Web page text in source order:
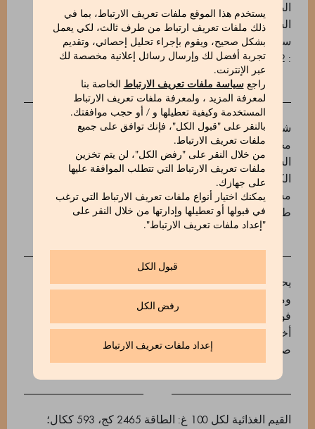
يستخدم هذا الموقع ملفات تعريف الارتباط، بما في
ذلك ملفات تعريف ارتباط من طرف ثالث، لكي يعمل
بشكل صحيح، ويقوم بإجراء تحليل إحصائي، وتقديم
تجربة أفضل لك وإرسال رسائل إعلانية مخصصة لك
عبر الإنترنت.
راجعسياسة ملفات تعريف الارتباط
الخاصة بنا
لمعرفة المزيد ، ولمعرفة ملفات تعريف الارتباط
المستخدمة وكيفية تعطيلها و / أو حجب موافقتك.
بالنقر على "قبول الكل"، فإنك توافق على جميع
ملفات تعريف الارتباط.
من خلال النقر على "رفض الكل"، لن يتم تخزين
ملفات تعريف الارتباط التي تتطلب الموافقة عليها
على جهازك.
يمكنك اختيار أنواع ملفات تعريف الارتباط التي ترغب
في قبولها أو تعطيلها وإدارتها من خلال النقر على
"إعداد ملفات تعريف الارتباط".
قبول الكل
رفض الكل
إعداد ملفات تعريف الارتباط
الصقلي الفاخر من برونتي، المغطاة بأرقى أنواع
الشوكولاتة البيضاء وشوكولاتة الحليب، تُعد لذة شبه
ساحرة.
: 570666112_V
INGREDIENTS
شوكولاتة بيضاء 33٪ (زبدة الكاكاو، حليب كامل الدسم
مجفف، سكر، مستخلص فانيليا طبيعي، ليسيثين عباد
الشمس) (41,2٪). شوكولاتة بالحليب 46٪ (سكر، زبدة
الكاكاو، حليب كامل الدسم مجفف، حبوب الكاكاو.
مستحلب: ليسيثين عباد الشمس، مستخلص فانيليا
طبيعي) (27,5٪). فستق (27,5٪)، فستق مجروش، ملح.
يحتوي على مسببات الحساسية: مكسرات، فستق، حليب
ومنتجاته. قد يحتوي على: ثاني أكسيد الكبريت والكبريتيت،
فول سوداني، حبوب تحتوي على الغلوتين، مكسرات
أخرى، الترمس، سمك، كرفس، بذور السمسم، خردل،
صويا، بيض ومنتجاته.
القيم الغذائية لكل 100 غ: الطاقة 2465 كج، 593 ككال؛